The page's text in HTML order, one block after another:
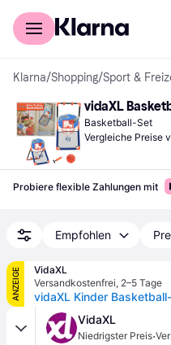
Für Shopper
Klarna/Shopping/Sport &
vidaXL
Basketball-Set
Vergleiche Preise
Probiere flexible Zahlungen mit
Empfohlen
ANZEIGE
VidaXL
Versandkostenfrei, 2–5 Tage
VidaXL
Niedrigster Preis·